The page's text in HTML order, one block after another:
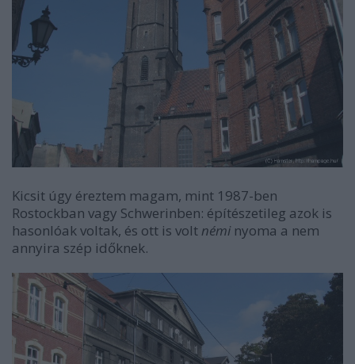
Kicsit úgy éreztem magam, mint 1987-ben
Rostockban vagy Schwerinben: építészetileg azok is
hasonlóak voltak, és ott is volt némi nyoma a nem
annyira szép időknek.